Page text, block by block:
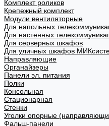
Комплект роликов
Крепежный комплект
Модули вентиляторные
Для напольных
Для настенных
Для серверных шкафов
Для уличных шкафов
Направляющие
Органайзеры
Панели эл. питания
Полки
Консольная
Стационарная
Стенки
Уголки опорные
Фальш-панели